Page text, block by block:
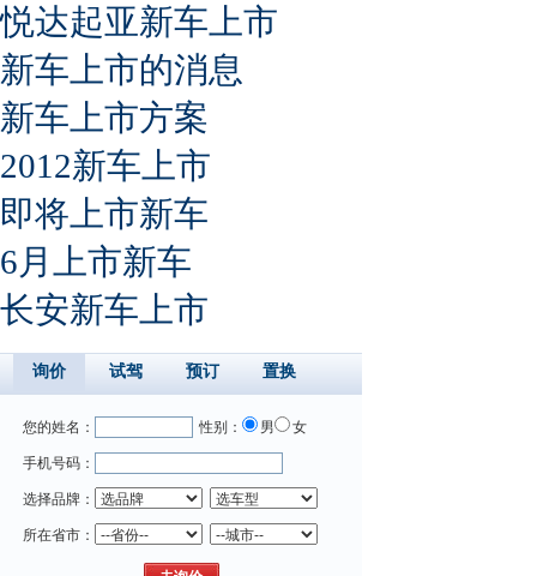
悦达起亚新车上市
新车上市的消息
新车上市方案
2012新车上市
即将上市新车
6月上市新车
长安新车上市
询价 试驾 预订 置换
您的姓名： 性别： 男 女
手机号码：
选择品牌：
所在省市：